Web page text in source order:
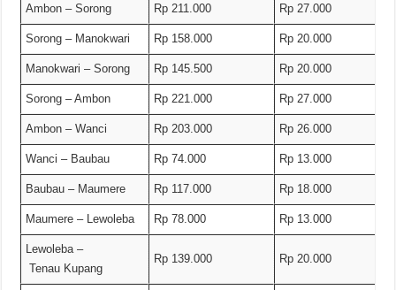
Ambon – Sorong Rp 211.000 Rp 27.000
Sorong – Manokwari Rp 158.000 Rp 20.000
Manokwari – Sorong Rp 145.500 Rp 20.000
Sorong – Ambon Rp 221.000 Rp 27.000
Ambon – Wanci Rp 203.000 Rp 26.000
Wanci – Baubau Rp 74.000 Rp 13.000
Baubau – Maumere Rp 117.000 Rp 18.000
Maumere – Lewoleba Rp 78.000 Rp 13.000
Lewoleba –
Tenau Kupang
Rp 139.000 Rp 20.000